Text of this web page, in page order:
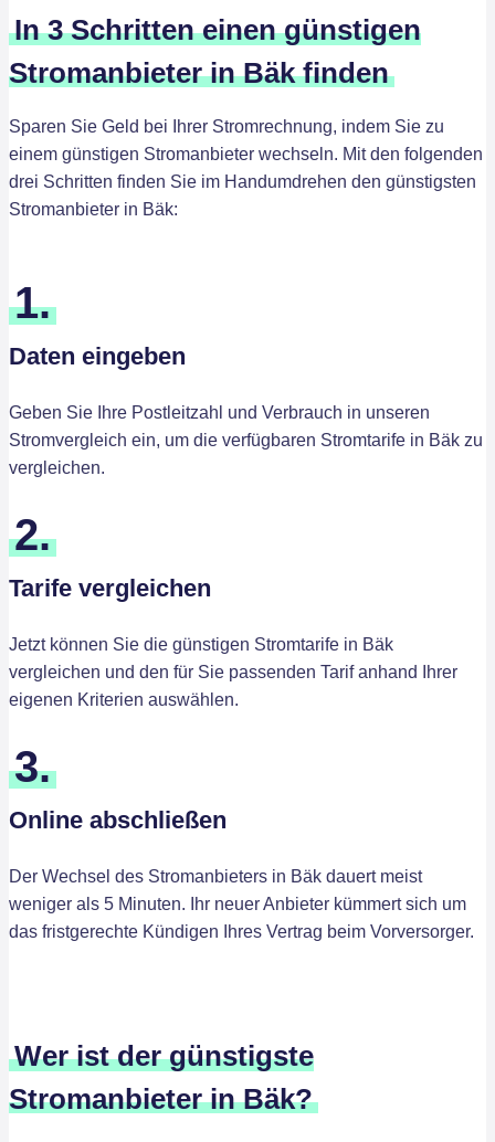
In 3 Schritten einen günstigen
Stromanbieter in Bäk finden
Sparen Sie Geld bei Ihrer Stromrechnung, indem Sie zu
einem günstigen Stromanbieter wechseln. Mit den folgenden
drei Schritten finden Sie im Handumdrehen den günstigsten
Stromanbieter in Bäk:
1.
Daten eingeben
Geben Sie Ihre Postleitzahl und Verbrauch in unseren
Stromvergleich ein, um die verfügbaren Stromtarife in Bäk zu
vergleichen.
2.
Tarife vergleichen
Jetzt können Sie die günstigen Stromtarife in Bäk
vergleichen und den für Sie passenden Tarif anhand Ihrer
eigenen Kriterien auswählen.
3.
Online abschließen
Der Wechsel des Stromanbieters in Bäk dauert meist
weniger als 5 Minuten. Ihr neuer Anbieter kümmert sich um
das fristgerechte Kündigen Ihres Vertrag beim Vorversorger.
Wer ist der günstigste
Stromanbieter in Bäk?